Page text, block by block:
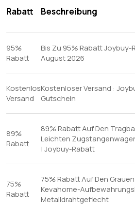
Rabatt Beschreibung
95%
Rabatt
Bis Zu 95% Rabatt Joybuy-
August 2026
Kostenlos
Versand
Kostenloser Versand :
Gutschein
89%
Rabatt
89% Rabatt Auf Den
Leichten
| Joybuy-Rabatt
75%
Rabatt
75% Rabatt Auf Den Grauen
Kevahome-
Metalldrahtgeflecht